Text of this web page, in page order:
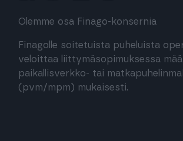
Olemme osa Finago-konsernia
Finagolle soitetuista puheluista
veloittaa liittymäsopimuksessa
paikallisverkko- tai
(pvm/mpm) mukaisesti.